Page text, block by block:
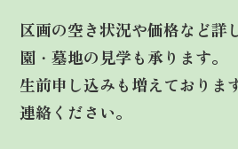
区画の空き状況や価格など詳
園・墓地の見学も承ります。
生前申し込みも増えておりま
連絡ください。